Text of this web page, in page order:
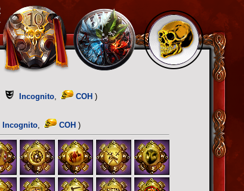
Incognito, COH )
Incognito, COH )